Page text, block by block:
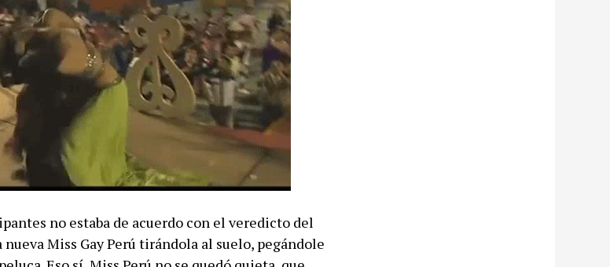
no estaba de acuerdo con el veredicto del
nueva Miss Gay Perú tirándola al suelo, pegándole